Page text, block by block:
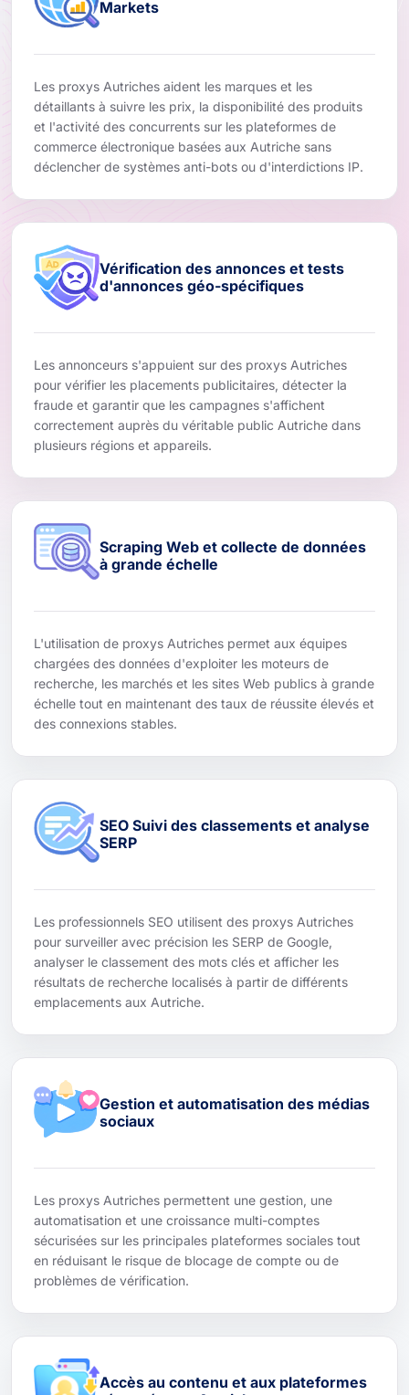
Markets
Les proxys Autriches aident les marques et les
détaillants à suivre les prix, la disponibilité des produits
et l'activité des concurrents sur les plateformes de
commerce électronique basées aux Autriche sans
déclencher de systèmes anti-bots ou d'interdictions IP.
Vérification des annonces et tests
d'annonces géo-spécifiques
Les annonceurs s'appuient sur des proxys Autriches
pour vérifier les placements publicitaires, détecter la
fraude et garantir que les campagnes s'affichent
correctement auprès du véritable public Autriche dans
plusieurs régions et appareils.
Scraping Web et collecte de données
à grande échelle
L'utilisation de proxys Autriches permet aux équipes
chargées des données d'exploiter les moteurs de
recherche, les marchés et les sites Web publics à grande
échelle tout en maintenant des taux de réussite élevés et
des connexions stables.
SEO Suivi des classements et analyse
SERP
Les professionnels SEO utilisent des proxys Autriches
pour surveiller avec précision les SERP de Google,
analyser le classement des mots clés et afficher les
résultats de recherche localisés à partir de différents
emplacements aux Autriche.
Gestion et automatisation des médias
sociaux
Les proxys Autriches permettent une gestion, une
automatisation et une croissance multi-comptes
sécurisées sur les principales plateformes sociales tout
en réduisant le risque de blocage de compte ou de
problèmes de vérification.
Accès au contenu et aux plateformes